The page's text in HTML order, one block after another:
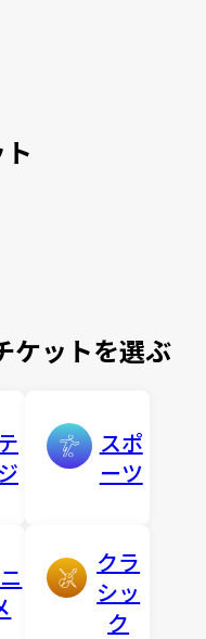
ケットを選ぶ
スポ
ーツ
クラ
シッ
ク